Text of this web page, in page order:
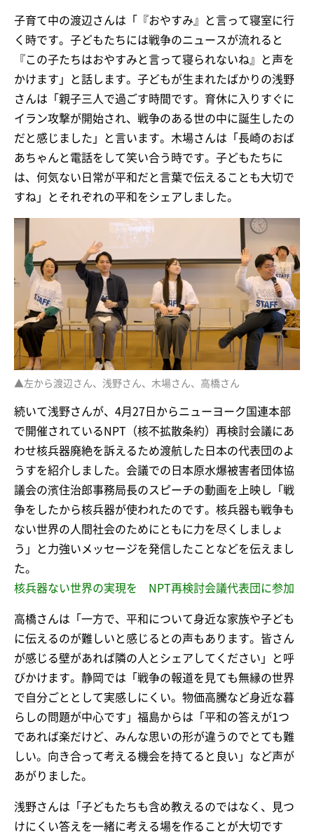
子育て中の渡辺さんは「『おやすみ』と言って寝室に行
く時です。子どもたちには戦争のニュースが流れると
『この子たちはおやすみと言って寝られないね』と声を
かけます」と話します。子どもが生まれたばかりの浅野
さんは「親子三人で過ごす時間です。育休に入りすぐに
イラン攻撃が開始され、戦争のある世の中に誕生したの
だと感じました」と言います。木場さんは「長崎のおば
あちゃんと電話をして笑い合う時です。子どもたちに
は、何気ない日常が平和だと言葉で伝えることも大切で
すね」とそれぞれの平和をシェアしました。
▲左から渡辺さん、浅野さん、木場さん、高橋さん
続いて浅野さんが、4月27日からニューヨーク国連本部
で開催されているNPT（核不拡散条約）再検討会議にあ
わせ核兵器廃絶を訴えるため渡航した日本の代表団のよ
うすを紹介しました。会議での日本原水爆被害者団体協
議会の濱住治郎事務局長のスピーチの動画を上映し「戦
争をしたから核兵器が使われたのです。核兵器も戦争も
ない世界の人間社会のためにともに力を尽くしましょ
う」と力強いメッセージを発信したことなどを伝えまし
た。
核兵器ない世界の実現を NPT再検討会議代表団に参加
高橋さんは「一方で、平和について身近な家族や子ども
に伝えるのが難しいと感じるとの声もあります。皆さん
が感じる壁があれば隣の人とシェアしてください」と呼
びかけます。静岡では「戦争の報道を見ても無縁の世界
で自分ごととして実感しにくい。物価高騰など身近な暮
らしの問題が中心です」福島からは「平和の答えが1つ
であれば楽だけど、みんな思いの形が違うのでとても難
しい。向き合って考える機会を持てると良い」など声が
あがりました。
浅野さんは「子どもたちも含め教えるのではなく、見つ
けにくい答えを一緒に考える場を作ることが大切です